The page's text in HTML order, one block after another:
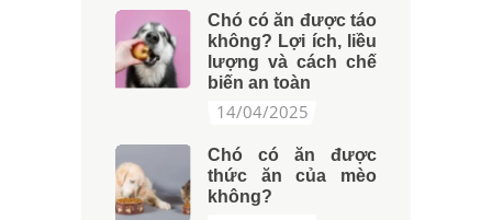
Chó có ăn được táo
không? Lợi ích, liều
lượng và cách chế
biến an toàn
14/04/2025
Chó có ăn được
thức ăn của mèo
không?